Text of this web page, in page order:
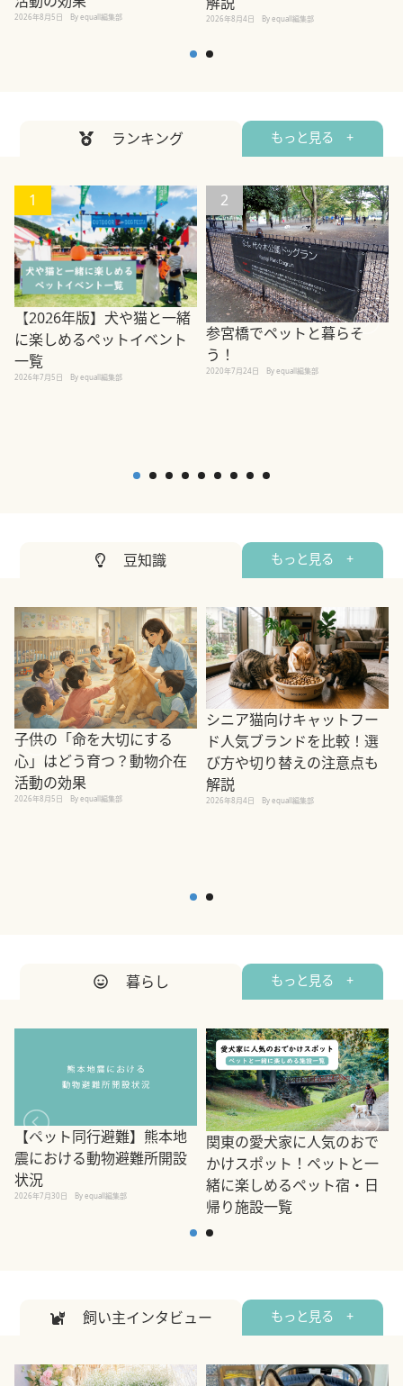
2026年8月5日 By equall編集部 2026年8月4日 By equall編集部
ランキング もっと見る +
1
【2026年版】犬や猫と一緒
に楽しめるペットイベント
一覧
2026年7月5日 By equall編集部
2
参宮橋でペットと暮らそ
う！
2020年7月24日 By equall編集部
豆知識 もっと見る +
子供の「命を大切にする
心」はどう育つ？動物介在
活動の効果
2026年8月5日 By equall編集部
シニア猫向けキャットフー
ド人気ブランドを比較！選
び方や切り替えの注意点も
解説
2026年8月4日 By equall編集部
暮らし もっと見る +
【ペット同行避難】熊本地
震における動物避難所開設
状況
2026年7月30日 By equall編集部
関東の愛犬家に人気のおで
かけスポット！ペットと一
緒に楽しめるペット宿・日
帰り施設一覧
飼い主インタビュー もっと見る +